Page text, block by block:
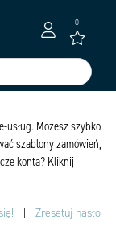
0
usług. Możesz szybko
szablony zamówień,
konta? Kliknij
Zresetuj hasło